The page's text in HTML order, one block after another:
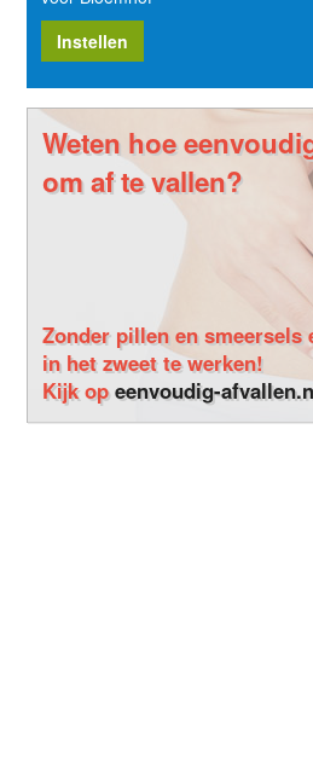
Instellen
Weten hoe
om af te vallen?
Zonder pillen en smeersels
in het zweet te werken!
Kijk opeenvoudig-